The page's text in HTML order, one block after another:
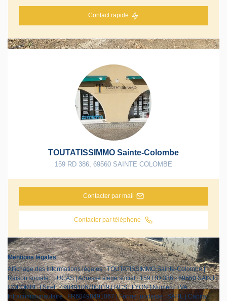
Contact rapide
TOUTATISSIMMO Sainte-Colombe
159 RD 386 69560 SAINTE COLOMBE
Contacter par mail
Contacter par téléphone
Mentions légales
Affichage des informations légales : TOUTATISSIMMO Sainte-Colombe |
Raison sociale : LUCAS | Adresse siège social : 159 RD 386 - 69560 SAINTE
COLOMBE | Siret : 49849106700019 | RCS : LYON | Numero TVA
Intracommunautaire : FR60498491067 | Forme juridique : SARL | Capital